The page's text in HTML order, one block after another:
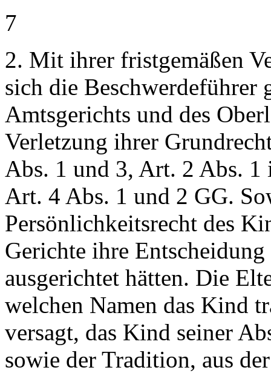
7
2. Mit ihrer fristgemäßen
sich die Beschwerdeführer
Amtsgerichts und des
Verletzung ihrer
Abs. 1 und 3, Art. 2 Abs.
Art. 4 Abs. 1 und 2 GG.
Persönlichkeitsrecht des
Gerichte ihre
ausgerichtet hätten. Die
welchen Namen das Kind
versagt, das Kind seiner
sowie der Tradition, aus